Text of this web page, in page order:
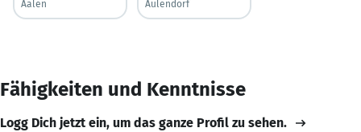
Aalen
Aulendorf
Fähigkeiten und Kenntnisse
Logg Dich jetzt ein, um das ganze Profil zu sehen.